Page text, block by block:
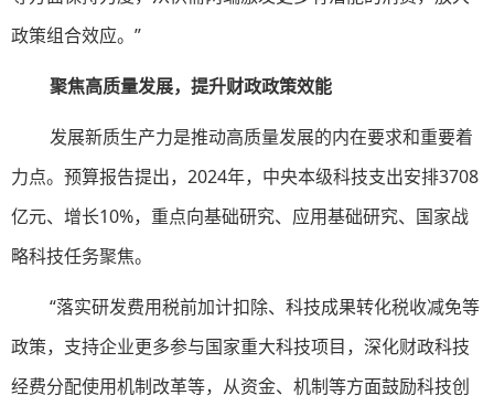
政策组合效应。”
聚焦高质量发展，提升财政政策效能
发展新质生产力是推动高质量发展的内在要求和重要着
力点。预算报告提出，2024年，中央本级科技支出安排3708
亿元、增长10%，重点向基础研究、应用基础研究、国家战
略科技任务聚焦。
“落实研发费用税前加计扣除、科技成果转化税收减免等
政策，支持企业更多参与国家重大科技项目，深化财政科技
经费分配使用机制改革等，从资金、机制等方面鼓励科技创